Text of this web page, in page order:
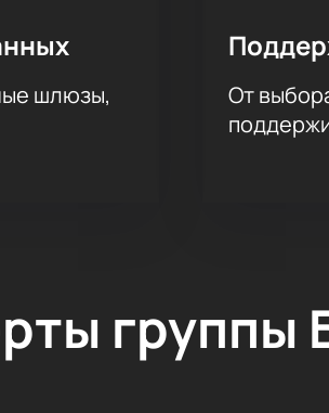
шлюзы,
От
группы